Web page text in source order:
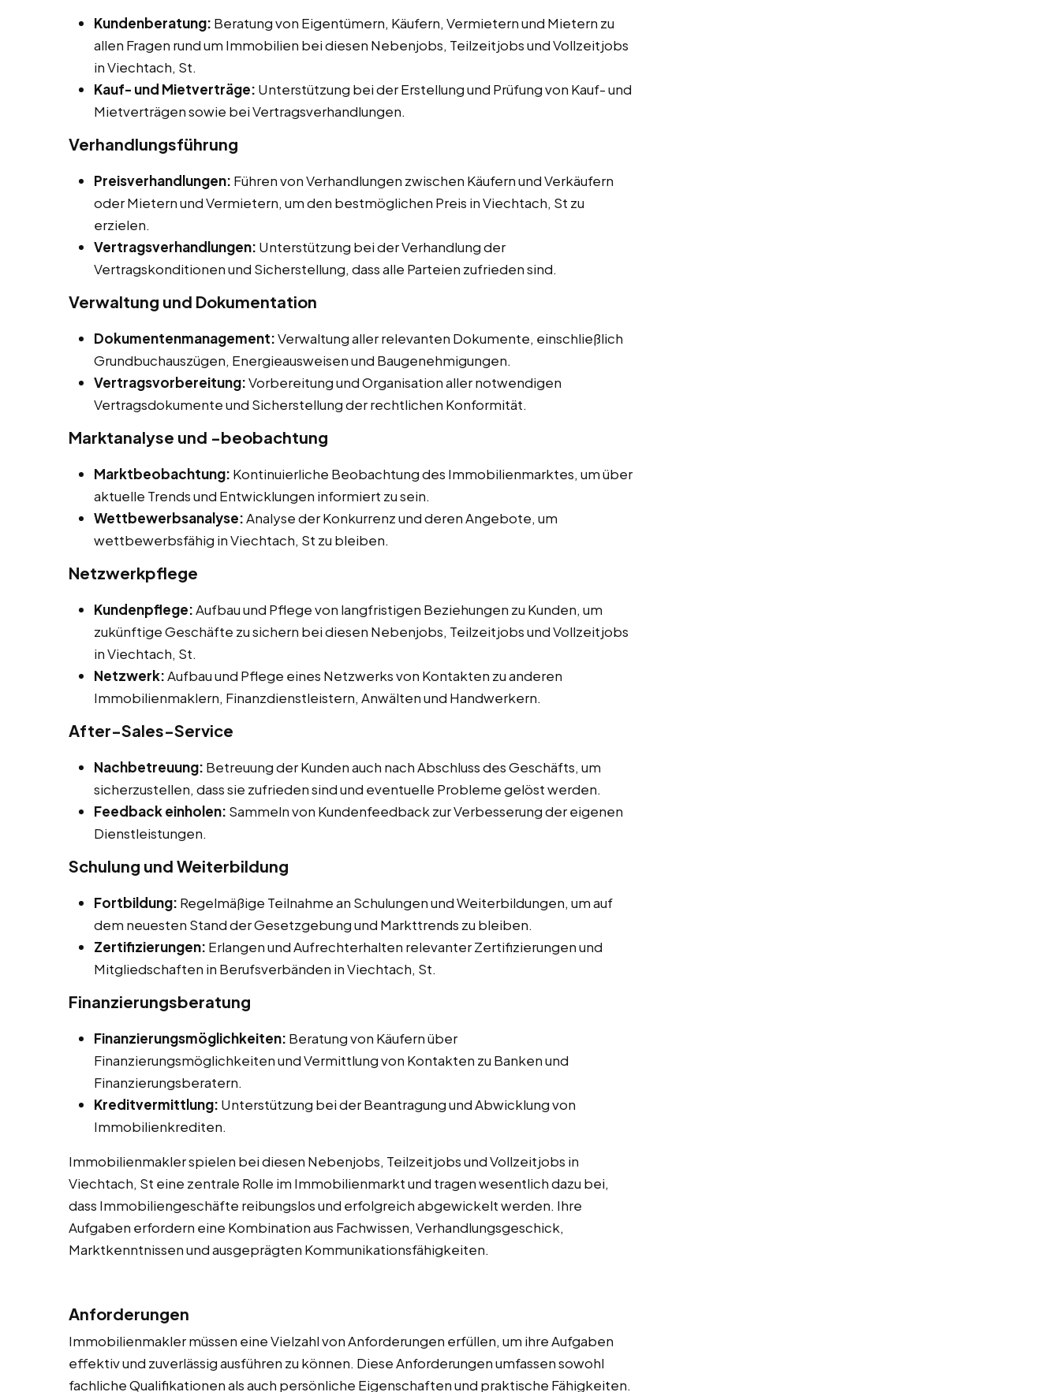
Kundenberatung: Beratung von Eigentümern, Käufern, Vermietern und Mietern zu
allen Fragen rund um Immobilien bei diesen Nebenjobs, Teilzeitjobs und Vollzeitjobs
in Viechtach, St.
Kauf- und Mietverträge: Unterstützung bei der Erstellung und Prüfung von Kauf- und
Mietverträgen sowie bei Vertragsverhandlungen.
Verhandlungsführung
Preisverhandlungen: Führen von Verhandlungen zwischen Käufern und Verkäufern
oder Mietern und Vermietern, um den bestmöglichen Preis in Viechtach, St zu
erzielen.
Vertragsverhandlungen: Unterstützung bei der Verhandlung der
Vertragskonditionen und Sicherstellung, dass alle Parteien zufrieden sind.
Verwaltung und Dokumentation
Dokumentenmanagement:Verwaltung aller relevanten Dokumente, einschließlich
Grundbuchauszügen, Energieausweisen und Baugenehmigungen.
Vertragsvorbereitung:Vorbereitung und Organisation aller notwendigen
Vertragsdokumente und Sicherstellung der rechtlichen Konformität.
Marktanalyse und -beobachtung
Marktbeobachtung: Kontinuierliche Beobachtung des Immobilienmarktes, um über
aktuelle Trends und Entwicklungen informiert zu sein.
Wettbewerbsanalyse:Analyse der Konkurrenz und deren Angebote, um
wettbewerbsfähig in Viechtach, St zu bleiben.
Netzwerkpflege
Kundenpflege:Aufbau und Pflege von langfristigen Beziehungen zu Kunden, um
zukünftige Geschäfte zu sichern bei diesen Nebenjobs, Teilzeitjobs und Vollzeitjobs
in Viechtach, St.
Netzwerk:Aufbau und Pflege eines Netzwerks von Kontakten zu anderen
Immobilienmaklern, Finanzdienstleistern, Anwälten und Handwerkern.
After-Sales-Service
Nachbetreuung: Betreuung der Kunden auch nach Abschluss des Geschäfts, um
sicherzustellen, dass sie zufrieden sind und eventuelle Probleme gelöst werden.
Feedback einholen: Sammeln von Kundenfeedback zur Verbesserung der eigenen
Dienstleistungen.
Schulung und Weiterbildung
Fortbildung: Regelmäßige Teilnahme an Schulungen und Weiterbildungen, um auf
dem neuesten Stand der Gesetzgebung und Markttrends zu bleiben.
Zertifizierungen: Erlangen und Aufrechterhalten relevanter Zertifizierungen und
Mitgliedschaften in Berufsverbänden in Viechtach, St.
Finanzierungsberatung
Finanzierungsmöglichkeiten: Beratung von Käufern über
Finanzierungsmöglichkeiten und Vermittlung von Kontakten zu Banken und
Finanzierungsberatern.
Kreditvermittlung: Unterstützung bei der Beantragung und Abwicklung von
Immobilienkrediten.
Immobilienmakler spielen bei diesen Nebenjobs, Teilzeitjobs und Vollzeitjobs in
Viechtach, St eine zentrale Rolle im Immobilienmarkt und tragen wesentlich dazu bei,
dass Immobiliengeschäfte reibungslos und erfolgreich abgewickelt werden. Ihre
Aufgaben erfordern eine Kombination aus Fachwissen, Verhandlungsgeschick,
Marktkenntnissen und ausgeprägten Kommunikationsfähigkeiten.
Anforderungen
Immobilienmakler müssen eine Vielzahl von Anforderungen erfüllen, um ihre Aufgaben
effektiv und zuverlässig ausführen zu können. Diese Anforderungen umfassen sowohl
fachliche Qualifikationen als auch persönliche Eigenschaften und praktische Fähigkeiten.